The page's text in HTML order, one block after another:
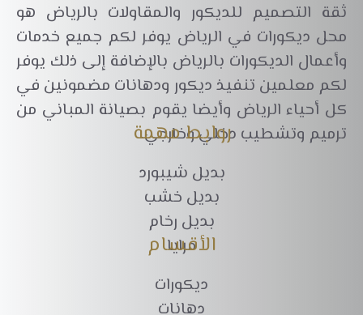
ثقة التصميم للديكور والمقاولات بالرياض هو
محل ديكورات في الرياض يوفر لكم جميع خدمات
وأعمال الديكورات بالرياض بالإضافة إلى ذلك يوفر
لكم معلمين تنفيذ ديكور ودهانات مضمونين في
كل أحياء الرياض وأيضا يقوم بصيانة المباني من
ترميم وتشطيب دخلي وخارجي.
روابط مهمة
بديل شيبورد
بديل خشب
بديل رخام
مرايا
الأقسام
ديكورات
دهانات